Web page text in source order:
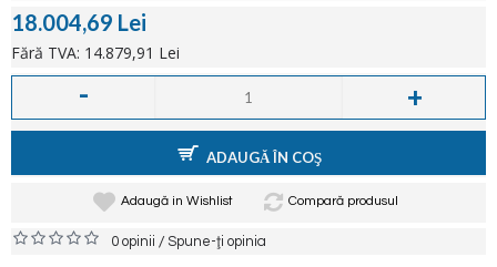
18.004,69 Lei
Fără TVA: 14.879,91 Lei
- +
ADAUGĂ ÎN COŞ
Adaugă in Wishlist Compară produsul
0 opinii /Spune-ţi opinia